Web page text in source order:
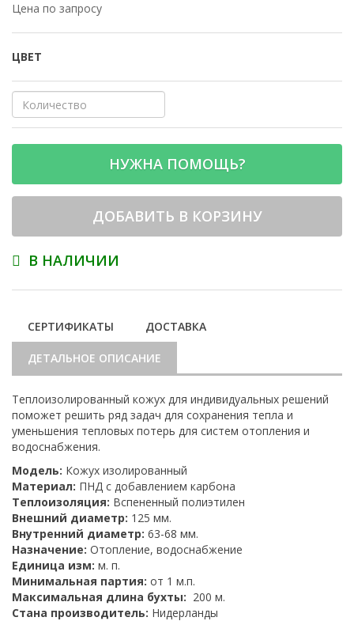
Цена по запросу
ЦВЕТ
НУЖНА ПОМОЩЬ?
ДОБАВИТЬ В КОРЗИНУ
В НАЛИЧИИ
СЕРТИФИКАТЫ ДОСТАВКА
ДЕТАЛЬНОЕ ОПИСАНИЕ
Теплоизолированный кожух для индивидуальных решений
поможет решить ряд задач для сохранения тепла и
уменьшения тепловых потерь для систем отопления и
водоснабжения.
Модель: Кожух изолированный
Материал: ПНД с добавлением карбона
Теплоизоляция: Вспененный полиэтилен
Внешний диаметр: 125 мм.
Внутренний диаметр: 63-68 мм.
Назначение: Отопление, водоснабжение
Единица изм: м. п.
Минимальная партия: от 1 м.п.
Максимальная длина бухты: 200 м.
Стана производитель: Нидерланды